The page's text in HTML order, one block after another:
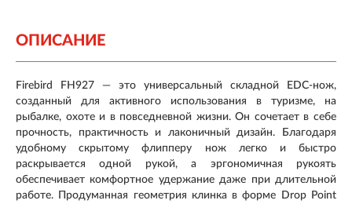
ОПИСАНИЕ
Firebird FH927 — это универсальный складной EDC-нож,
созданный для активного использования в туризме, на
рыбалке, охоте и в повседневной жизни. Он сочетает в себе
прочность, практичность и лаконичный дизайн. Благодаря
удобному скрытому флипперу нож легко и быстро
раскрывается одной рукой, а эргономичная рукоять
обеспечивает комфортное удержание даже при длительной
работе. Продуманная геометрия клинка в форме Drop Point